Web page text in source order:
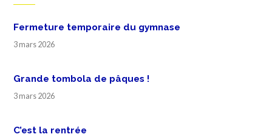
Fermeture temporaire du gymnase
3 mars 2026
Grande tombola de pâques !
3 mars 2026
C’est la rentrée